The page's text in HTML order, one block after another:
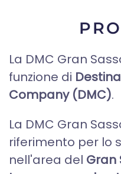
La DMC Gran
funzione di
Company (DMC).
La DMC Gran
riferimento per lo
nell'area del Gran